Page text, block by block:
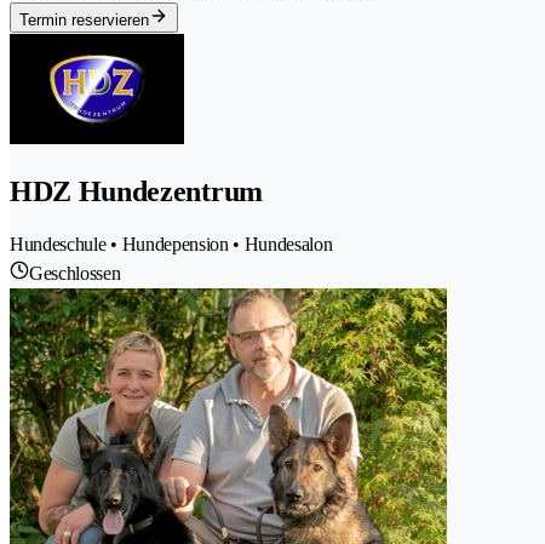
Termin reservieren
HDZ Hundezentrum
Hundeschule • Hundepension • Hundesalon
Geschlossen